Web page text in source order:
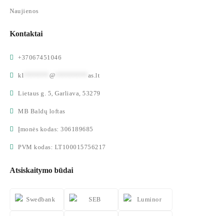
Naujienos
Kontaktai
+37067451046
kl @ as.lt
Lietaus g. 5, Garliava, 53279
MB Baldų loftas
Įmonės kodas: 306189685
PVM kodas: LT100015756217
Atsiskaitymo būdai